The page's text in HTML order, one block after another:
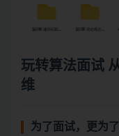
玩转算法面试
维
为了面试，更为